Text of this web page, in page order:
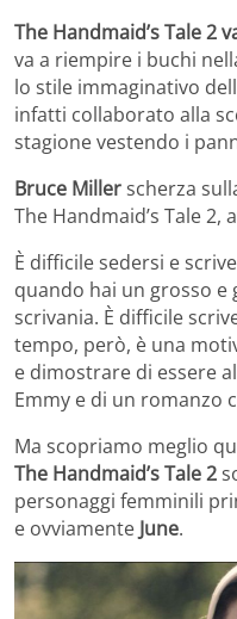
The Handmaid’s Tale 2
va a riempire i buchi
lo stile immaginativo
infatti collaborato alla
stagione vestendo i
Bruce Millerscherza
The Handmaid’s Tale 2,
È difficile sedersi e
quando hai un grosso e
scrivania. È difficile
tempo, però, è una
e dimostrare di essere
Emmy e di un romanzo
Ma scopriamo meglio
The Handmaid’s Tale 2
personaggi femminili
e ovviamente June.